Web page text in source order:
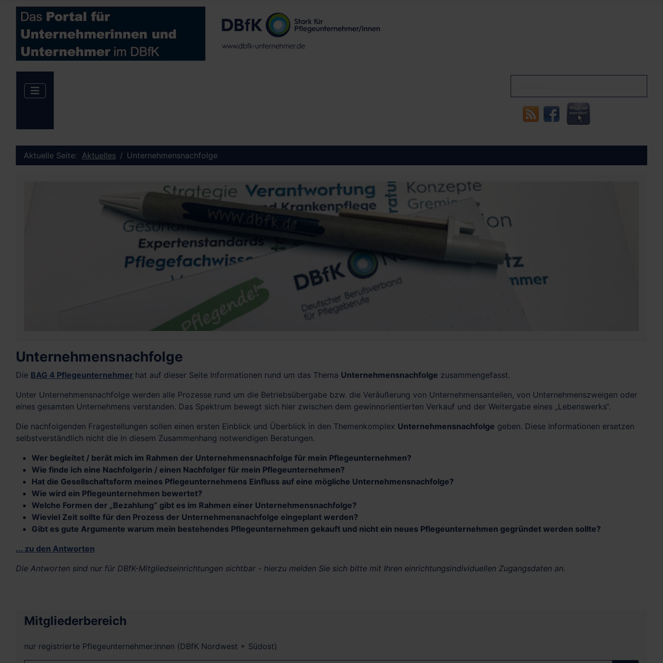
Aktuelle Seite: Aktuelles Unternehmensnachfolge
Unternehmensnachfolge
Die BAG 4 Pflegeunternehmer hat auf dieser Seite Informationen rund um das Thema Unternehmensnachfolge zusammengefasst.
Unter Unternehmensnachfolge werden alle Prozesse rund um die Betriebsübergabe bzw. die Veräußerung von Unternehmensanteilen, von Unternehmenszweigen oder
eines gesamten Unternehmens verstanden. Das Spektrum bewegt sich hier zwischen dem gewinnorientierten Verkauf und der Weitergabe eines „Lebenswerks“.
Die nachfolgenden Fragestellungen sollen einen ersten Einblick und Überblick in den Themenkomplex Unternehmensnachfolge geben. Diese Informationen ersetzen
selbstverständlich nicht die in diesem Zusammenhang notwendigen Beratungen.
Wer begleitet / berät mich im Rahmen der Unternehmensnachfolge für mein Pflegeunternehmen?
Wie finde ich eine Nachfolgerin / einen Nachfolger für mein Pflegeunternehmen?
Hat die Gesellschaftsform meines Pflegeunternehmens Einfluss auf eine mögliche Unternehmensnachfolge?
Wie wird ein Pflegeunternehmen bewertet?
Welche Formen der „Bezahlung“ gibt es im Rahmen einer Unternehmensnachfolge?
Wieviel Zeit sollte für den Prozess der Unternehmensnachfolge eingeplant werden?
Gibt es gute Argumente warum mein bestehendes Pflegeunternehmen gekauft und nicht ein neues Pflegeunternehmen gegründet werden sollte?
... zu den Antworten
Die Antworten sind nur für DBfK-Mitgliedseinrichtungen sichtbar - hierzu melden Sie sich bitte mit Ihren einrichtungsindividuellen Zugangsdaten an.
Mitgliederbereich
nur registrierte Pflegeunternehmer:innen (DBfK Nordwest + Südost)